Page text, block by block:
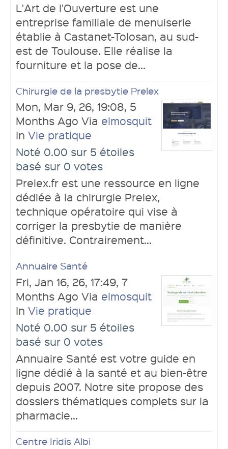
Ouvrir un compte
L'Art de l'Ouverture est une
entreprise familiale de menuiserie
établie à Castanet-Tolosan, au sud-
est de Toulouse. Elle réalise la
fourniture et la pose de...
Chirurgie de la presbytie Prelex
Mon, Mar 9, 26, 19:08, 5
Months Ago Via elmosquit
In Vie pratique
Noté 0.00 sur 5 étoiles
basé sur 0 votes
Prelex.fr est une ressource en ligne
dédiée à la chirurgie Prelex,
technique opératoire qui vise à
corriger la presbytie de manière
définitive. Contrairement...
Annuaire Santé
Fri, Jan 16, 26, 17:49, 7
Months Ago Via elmosquit
In Vie pratique
Noté 0.00 sur 5 étoiles
basé sur 0 votes
Annuaire Santé est votre guide en
ligne dédié à la santé et au bien-être
depuis 2007. Notre site propose des
dossiers thématiques complets sur la
pharmacie...
Centre Iridis Albi